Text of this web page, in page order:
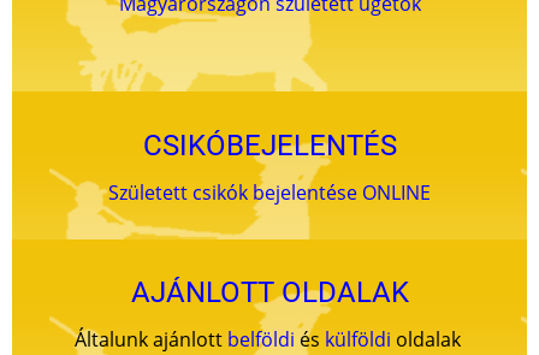
CSIKÓBEJELENTÉS
Született csikók bejelentése ONLINE
AJÁNLOTT OLDALAK
Általunk ajánlott belföldi és külföldi oldalak